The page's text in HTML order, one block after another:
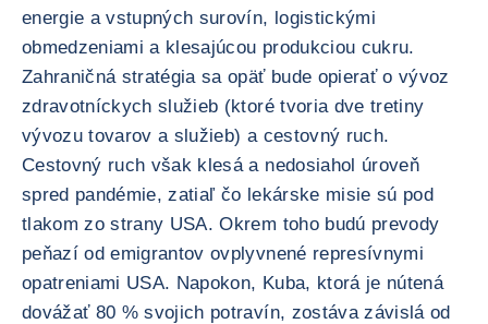
energie a vstupných surovín, logistickými
obmedzeniami a klesajúcou produkciou cukru.
Zahraničná stratégia sa opäť bude opierať o vývoz
zdravotníckych služieb (ktoré tvoria dve tretiny
vývozu tovarov a služieb) a cestovný ruch.
Cestovný ruch však klesá a nedosiahol úroveň
spred pandémie, zatiaľ čo lekárske misie sú pod
tlakom zo strany USA. Okrem toho budú prevody
peňazí od emigrantov ovplyvnené represívnymi
opatreniami USA. Napokon, Kuba, ktorá je nútená
dovážať 80 % svojich potravín, zostáva závislá od